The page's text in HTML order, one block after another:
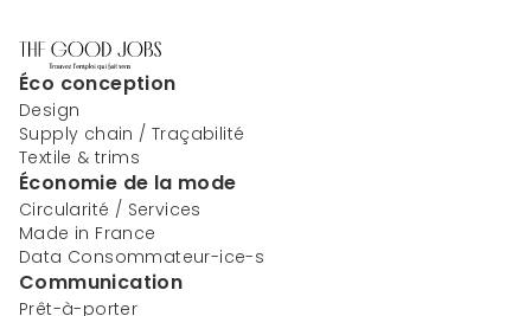
Éco conception
Design
Supply chain / Traçabilité
Textile & trims
Économie de la mode
Circularité / Services
Made in France
Data Consommateur-ice-s
Communication
Prêt-à-porter